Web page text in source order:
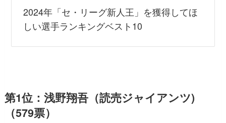
2024年「セ・リーグ新人王」を獲得してほ
しい選手ランキングベスト10
第1位：浅野翔吾（読売ジャイアンツ)
（579票）